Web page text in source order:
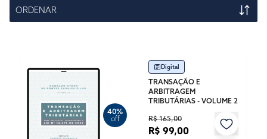
ORDENAR
40%
off
Digital
TRANSAÇÃO E
ARBITRAGEM
TRIBUTÁRIAS - VOLUME 2
R$ 165,00
R$ 99,00